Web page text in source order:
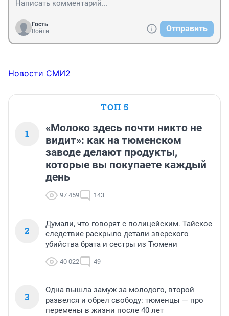
Гость
Войти
Отправить
Новости СМИ2
ТОП 5
1
«Молоко здесь почти никто не
видит»: как на тюменском
заводе делают продукты,
которые вы покупаете каждый
день
97 459 143
2
Думали, что говорят с полицейским. Тайское
следствие раскрыло детали зверского
убийства брата и сестры из Тюмени
40 022 49
3
Одна вышла замуж за молодого, второй
развелся и обрел свободу: тюменцы — про
перемены в жизни после 40 лет